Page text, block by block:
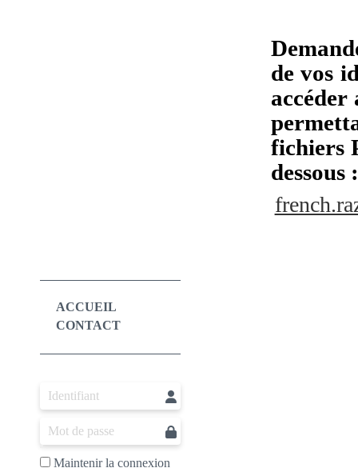
de vos
accéder
fichiers
dessous
ACCUEIL
CONTACT
Maintenir la connexion